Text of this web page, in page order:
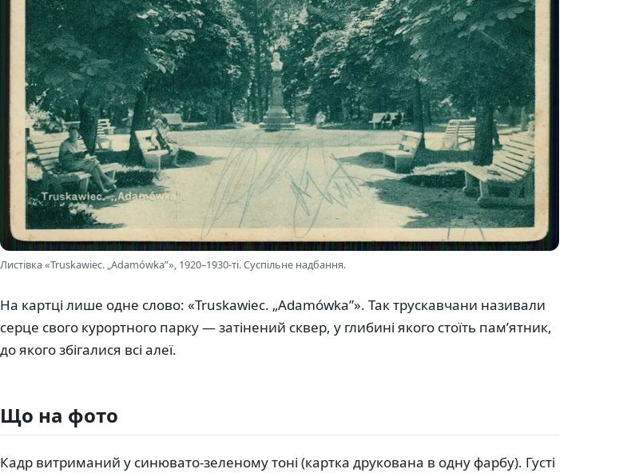
Листівка «Truskawiec. „Adamówka”», 1920–1930-ті. Суспільне надбання.
На картці лише одне слово: «Truskawiec. „Adamówka”». Так трускавчани називали
серце свого курортного парку — затінений сквер, у глибині якого стоїть пам’ятник,
до якого збігалися всі алеї.
Що на фото
Кадр витриманий у синювато-зеленому тоні (картка друкована в одну фарбу). Густі